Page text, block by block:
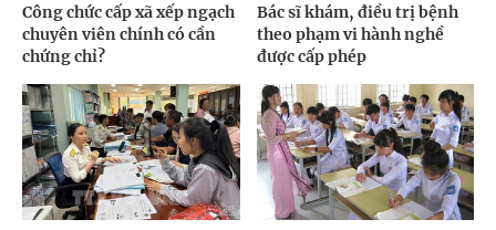
Công chức cấp xã xếp ngạch
chuyên viên chính có cần
chứng chỉ?
Bác sĩ khám, điều trị bệnh
theo phạm vi hành nghề
được cấp phép